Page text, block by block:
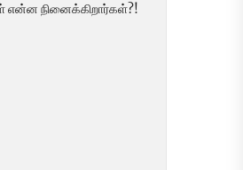
என்ன நினைக்கிறார்கள்?!